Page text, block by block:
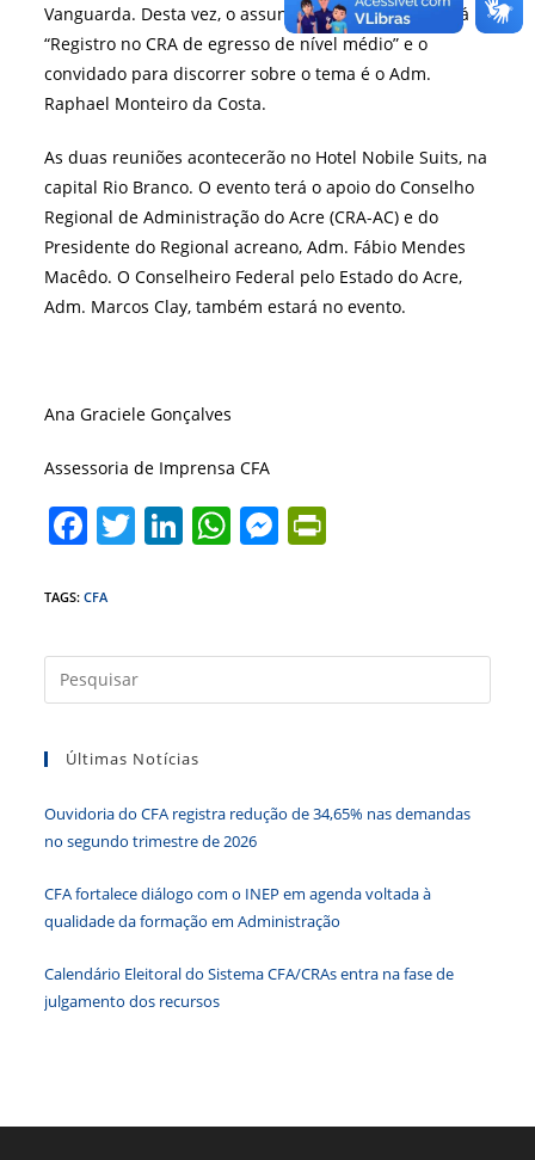
Vanguarda. Desta vez, o assunto a ser abordado será
“Registro no CRA de egresso de nível médio” e o
convidado para discorrer sobre o tema é o Adm.
Raphael Monteiro da Costa.
As duas reuniões acontecerão no Hotel Nobile Suits, na
capital Rio Branco. O evento terá o apoio do Conselho
Regional de Administração do Acre (CRA-AC) e do
Presidente do Regional acreano, Adm. Fábio Mendes
Macêdo. O Conselheiro Federal pelo Estado do Acre,
Adm. Marcos Clay, também estará no evento.
Ana Graciele Gonçalves
Assessoria de Imprensa CFA
F
a
c
b
o
o
T
w
Li
n
n
W
h
p
M
e
g n
TAGS:CFA
a
Últimas Notícias
Ouvidoria do CFA registra redução de 34,65% nas demandas
no segundo trimestre de 2026
CFA fortalece diálogo com o INEP em agenda voltada à
qualidade da formação em Administração
Calendário Eleitoral do Sistema CFA/CRAs entra na fase de
julgamento dos recursos